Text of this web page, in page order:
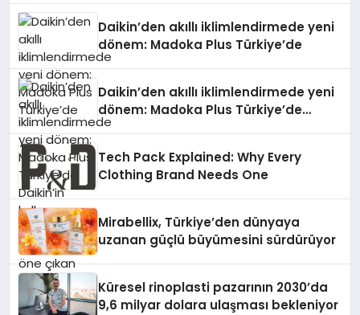
Daikin’den akıllı iklimlendirmede yeni
dönem: Madoka Plus Türkiye’de
Daikin’den akıllı iklimlendirmede yeni
dönem: Madoka Plus Türkiye’de
Daikin’in kullanıcı dostu tasarımıyla
teknolojilerle donatılmış son modeli
VRV kontrol ünitesi Madoka Plus
Türkiye’de satışa sunuldu. Tam
dokunmatik ekranı, mobil uygulama
desteği ve akıllı sensör entegrasyonu
sayesinde iklimlendirme sistemlerinin
yönetimini daha kolay, konforlu ve
verimli hale getiriyor. Enerji
verimliliğini artırırken modern yaşam
Tech Pack Explained: Why Every
Clothing Brand Needs One
Mirabellix, Türkiye’den dünyaya
uzanan güçlü büyümesini sürdürüyor
Küresel rinoplasti pazarının 2030’da
9,6 milyar dolara ulaşması bekleniyor